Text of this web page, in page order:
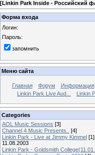
[Linkin Park Inside - Российский
Форма входа
Логин:
Пароль:
запомнить
Меню сайта
Главная Форум Информация
Linkin Park Live Aud...
Linkin
Categories
AOL Music Sessions [3]
Channel 4 Music Presents..
[4]
Linkin Park - Live at Jimmy Kimmel [1]
11.08.2003
Linkin Park - Goldsmith